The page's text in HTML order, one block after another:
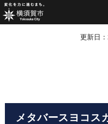
更新日
メタバースヨコ